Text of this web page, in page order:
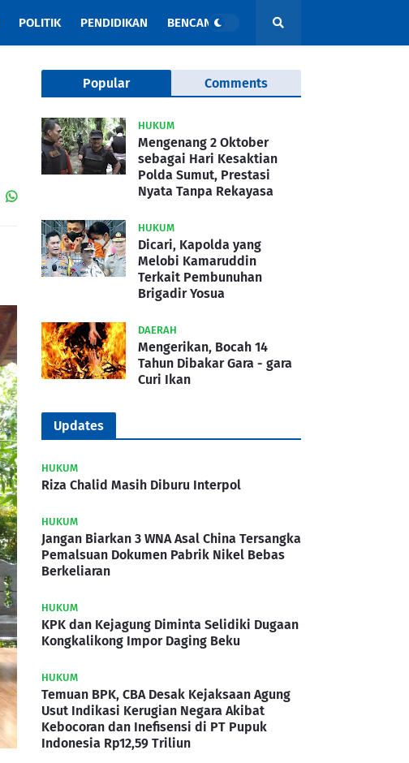
POLITIK PENDIDIKAN BENCANA
Popular Comments
HUKUM
Mengenang 2 Oktober
sebagai Hari Kesaktian
Polda Sumut, Prestasi
Nyata Tanpa Rekayasa
HUKUM
Dicari, Kapolda yang
Melobi Kamaruddin
Terkait Pembunuhan
Brigadir Yosua
DAERAH
Mengerikan, Bocah 14
Tahun Dibakar Gara - gara
Curi Ikan
Updates
HUKUM
Riza Chalid Masih Diburu Interpol
HUKUM
Jangan Biarkan 3 WNA Asal China Tersangka
Pemalsuan Dokumen Pabrik Nikel Bebas
Berkeliaran
HUKUM
KPK dan Kejagung Diminta Selidiki Dugaan
Kongkalikong Impor Daging Beku
HUKUM
Temuan BPK, CBA Desak Kejaksaan Agung
Usut Indikasi Kerugian Negara Akibat
Kebocoran dan Inefisensi di PT Pupuk
Indonesia Rp12,59 Triliun